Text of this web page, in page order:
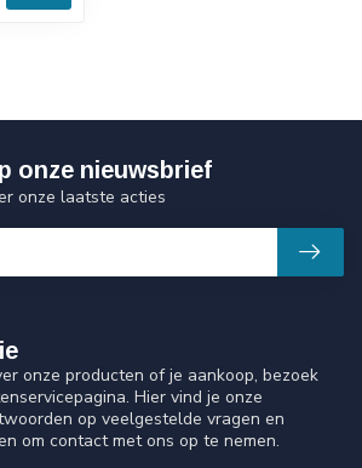
onze producten of je aankoop, bezoek
Hier vind je onze
op veelgestelde vragen en
om contact met ons op te nemen.
onze nieuwsbrief
onze laatste acties